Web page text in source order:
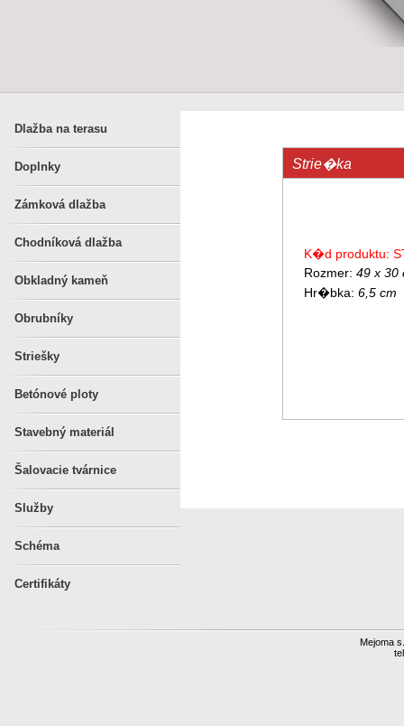
Dlažba na terasu
Doplnky
Zámková dlažba
Chodníková dlažba
Obkladný kameň
Obrubníky
Striešky
Betónové ploty
Stavebný materiál
Šalovacie tvárnice
Služby
Schéma
Certifikáty
Strie�ka
K�d produktu:
Rozmer: 49 x 30
Hr�bka: 6,5 cm
Mejoma